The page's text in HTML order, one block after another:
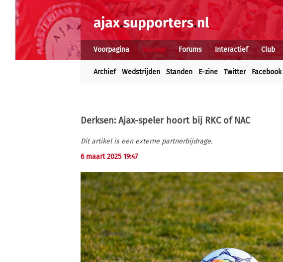
Voorpagina Nieuws Forums Interactief Club
Archief Wedstrijden Standen E-zine Twitter Facebook
Derksen: Ajax-speler hoort bij RKC of NAC
Dit artikel is een externe partnerbijdrage.
6 maart 2025 19:47